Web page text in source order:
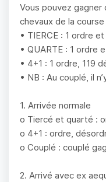
Vous pouvez gagner
chevaux de la course
• TIERCE : 1 ordre
• QUARTE : 1 ordre
• 4+1 : 1 ordre, 119
• NB : Au couplé, il
1. Arrivée normale
o Tiercé et quarté :
o 4+1 : ordre,
o Couplé : couplé
2. Arrivé avec ex